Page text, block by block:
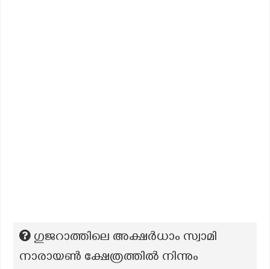
ഗുജറാത്തിലെ അക്ഷർധാം സ്വാമി
നാരായൺ ക്ഷേത്രത്തിൽ നിന്നും